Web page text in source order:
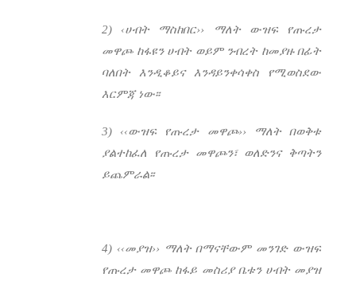
2) ‹ሀብት ማስከበር›› ማለት ውዝፍ የጡረታ
መዋጮ ከፋዩን ሀብት ወይም ንብረት ከመያዙ በፊት
ባለበት እንዲቆይና እንዳይንቀሳቀስ የሚወስደው
እርምጃ ነው፡፡
3) ‹‹ውዝፍ የጡረታ መዋጮ›› ማለት በወቅቱ
ያልተከፈለ
የጡረታ መዋጮን፣ ወለድንና ቅጣትን
ይጨምራል፡፡
4) ‹‹መያዝ›› ማለት በማናቸውም መንገድ ውዝፍ
የጡረታ መዋጮ ከፋይ መስሪያ ቤቱን ሀብት መያዝ